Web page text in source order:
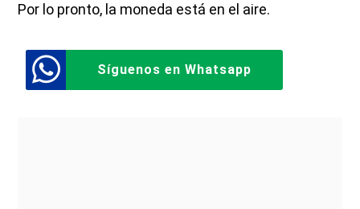
Por lo pronto, la moneda está en el aire.
Síguenos en Whatsapp